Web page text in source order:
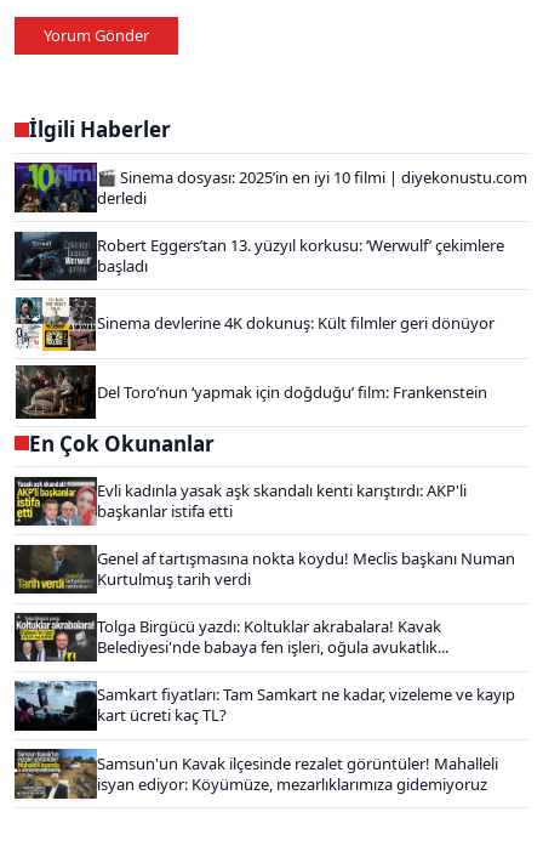
Yorum Gönder
İlgili Haberler
🎬 Sinema dosyası: 2025’in en iyi 10 filmi | diyekonustu.com
derledi
Robert Eggers’tan 13. yüzyıl korkusu: ‘Werwulf’ çekimlere
başladı
Sinema devlerine 4K dokunuş: Kült filmler geri dönüyor
Del Toro’nun ‘yapmak için doğduğu’ film: Frankenstein
En Çok Okunanlar
Evli kadınla yasak aşk skandalı kenti karıştırdı: AKP'li
başkanlar istifa etti
Genel af tartışmasına nokta koydu! Meclis başkanı Numan
Kurtulmuş tarih verdi
Tolga Birgücü yazdı: Koltuklar akrabalara! Kavak
Belediyesi'nde babaya fen işleri, oğula avukatlık...
Samkart fiyatları: Tam Samkart ne kadar, vizeleme ve kayıp
kart ücreti kaç TL?
Samsun'un Kavak ilçesinde rezalet görüntüler! Mahalleli
isyan ediyor: Köyümüze, mezarlıklarımıza gidemiyoruz